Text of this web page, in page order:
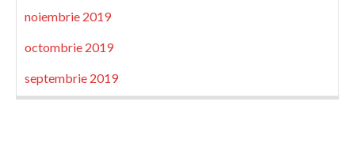
noiembrie 2019
octombrie 2019
septembrie 2019